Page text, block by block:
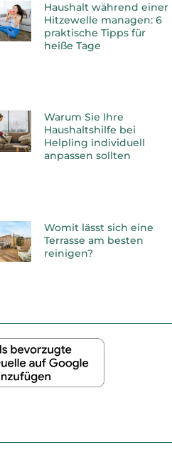
Haushalt während einer
Hitzewelle managen: 6
praktische Tipps für
heiße Tage
Warum Sie Ihre
Haushaltshilfe bei
Helpling individuell
anpassen sollten
Womit lässt sich eine
Terrasse am besten
reinigen?